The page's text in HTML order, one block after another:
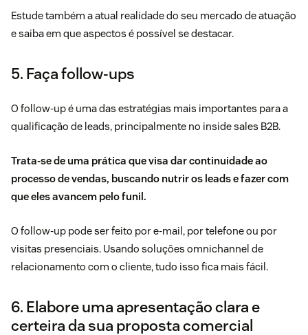
Estude também a atual realidade do seu mercado de atuação
e saiba em que aspectos é possível se destacar.
5. Faça follow-ups
O follow-up é uma das estratégias mais importantes para a
qualificação de leads, principalmente no inside sales B2B.
Trata-se de uma prática que visa dar continuidade ao
processo de vendas, buscando nutrir os leads e fazer com
que eles avancem pelo funil.
O follow-up pode ser feito por e-mail, por telefone ou por
visitas presenciais. Usando soluções omnichannel de
relacionamento com o cliente, tudo isso fica mais fácil.
6. Elabore uma apresentação clara e
certeira da sua proposta comercial